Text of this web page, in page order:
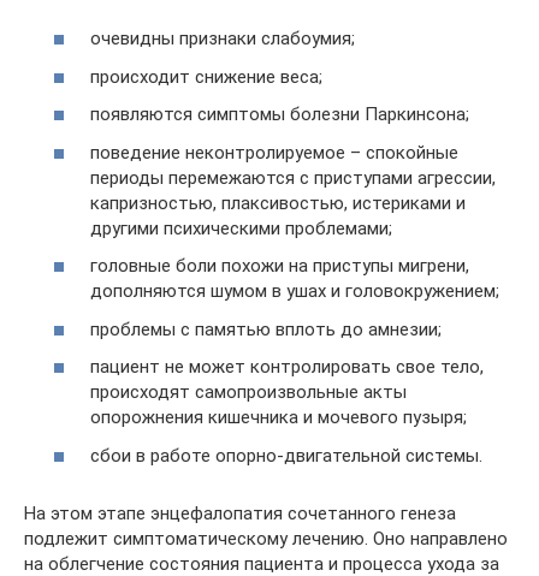
очевидны признаки слабоумия;
происходит снижение веса;
появляются симптомы болезни Паркинсона;
поведение неконтролируемое – спокойные
периоды перемежаются с приступами агрессии,
капризностью, плаксивостью, истериками и
другими психическими проблемами;
головные боли похожи на приступы мигрени,
дополняются шумом в ушах и головокружением;
проблемы с памятью вплоть до амнезии;
пациент не может контролировать свое тело,
происходят самопроизвольные акты
опорожнения кишечника и мочевого пузыря;
сбои в работе опорно-двигательной системы.
На этом этапе энцефалопатия сочетанного генеза
подлежит симптоматическому лечению. Оно направлено
на облегчение состояния пациента и процесса ухода за